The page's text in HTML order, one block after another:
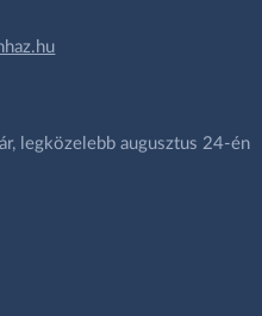
legközelebb augusztus 24-én